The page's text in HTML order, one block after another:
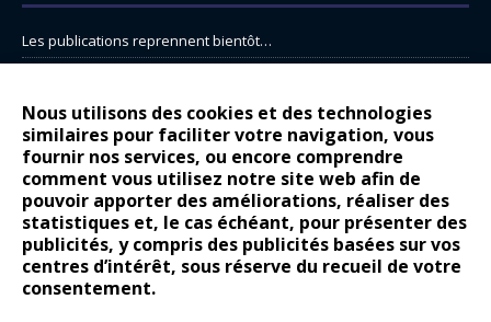
Nous utilisons des cookies et des technologies
similaires pour faciliter votre navigation, vous
fournir nos services, ou encore comprendre
comment vous utilisez notre site web afin de
pouvoir apporter des améliorations, réaliser des
statistiques et, le cas échéant, pour présenter des
publicités, y compris des publicités basées sur vos
centres d’intérêt, sous réserve du recueil de votre
consentement.
Les publications reprennent bientôt…
14 juillet : nouveau film de marque pour Citroën
Renault Espace : voyage, voyage…
Peugeot E-208 GTi : naissance d’une légende
COMMENTAIRES RÉCENTS
Bernard DardartdansDacia Sandero : pour les gens vrais